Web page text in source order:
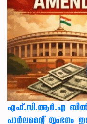
എഫ്.സി.ആർ.എ ബിൽ
പാർലമെന്റ് സ്തംഭനം